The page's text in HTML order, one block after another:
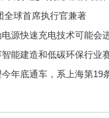
全球首席执行官兼著
源快速充电技术可能会
能建造和低碳环保行业
年底通车，系上海第19